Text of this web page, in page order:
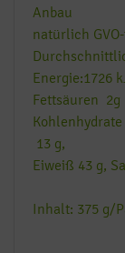
Anbau
natürlich
Energie:1726
Fettsäuren 2g
13 g,
Eiweiß 43 g,
Inhalt: 375 g/